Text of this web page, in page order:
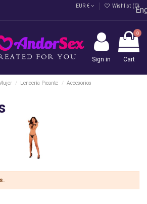
EUR € Wishlist (0)
Sign in
0
Cart
Lencería Picante Accesorios